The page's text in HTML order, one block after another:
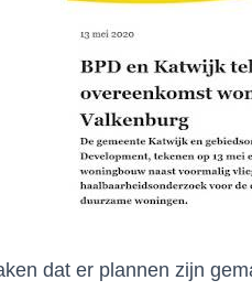
dat er plannen zijn